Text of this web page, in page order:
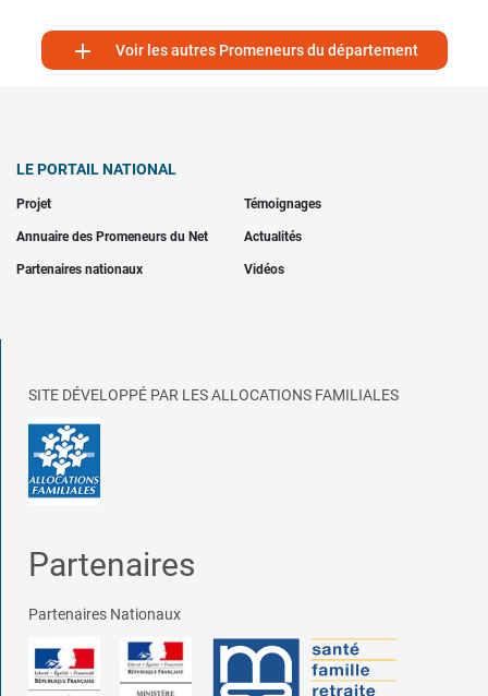
 Voir les autres Promeneurs du département
LE PORTAIL NATIONAL
Projet Témoignages
Annuaire des Promeneurs du Net Actualités
Partenaires nationaux Vidéos
SITE DÉVELOPPÉ PAR LES ALLOCATIONS FAMILIALES
Partenaires
Partenaires Nationaux